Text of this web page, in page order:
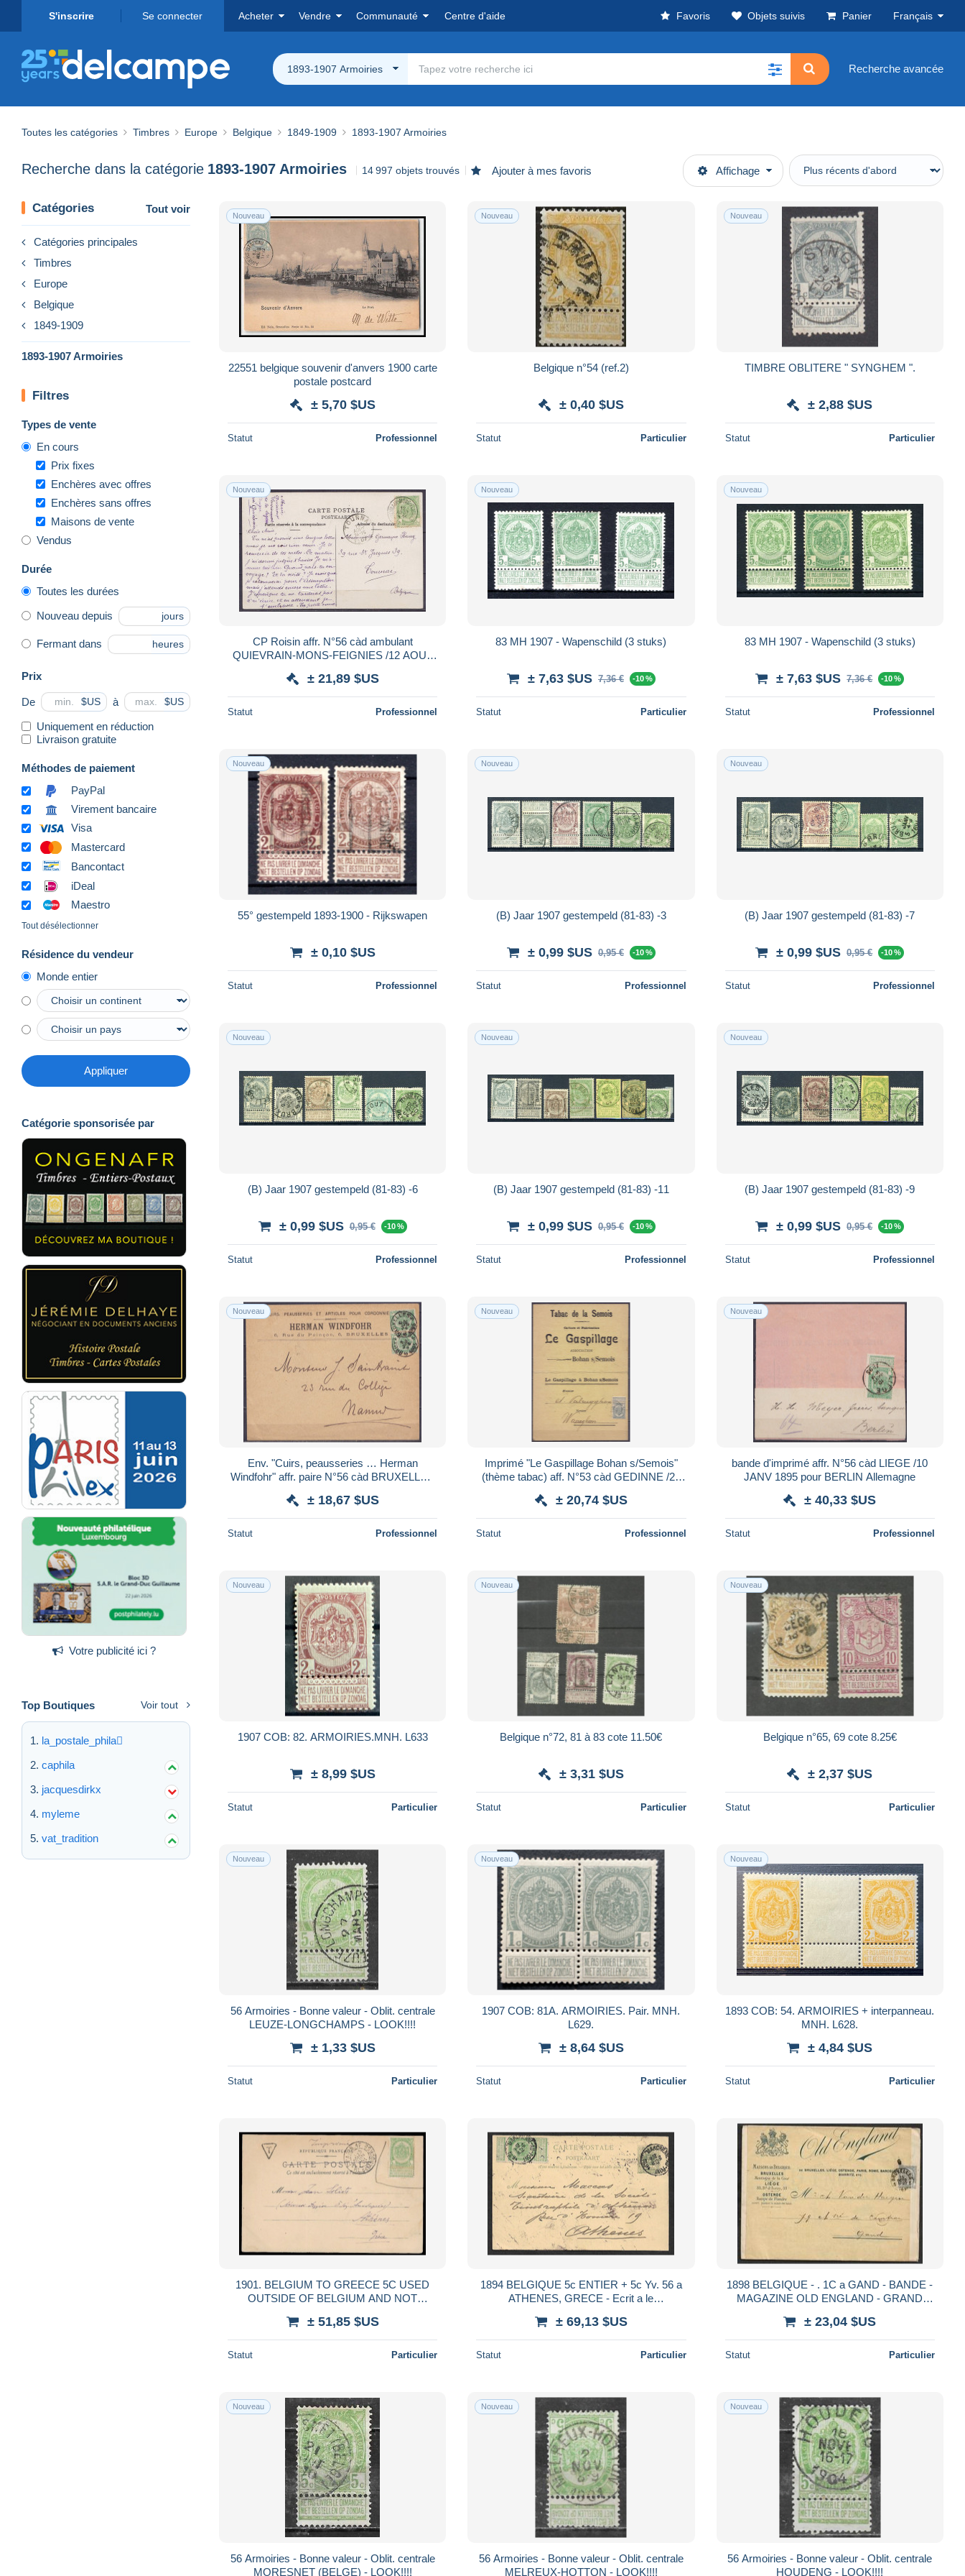
S'inscrire Se connecter Acheter Vendre Communauté Centre d'aide Favoris Objets suivis Panier Français
1893-1907 Armoiries Recherche avancée
Toutes les catégories Timbres Europe Belgique 1849-1909 1893-1907 Armoiries
Recherche dans la catégorie 1893-1907 Armoiries 14 997 objets trouvés Ajouter à mes favoris Affichage
Catégories Tout voir
Catégories principales
Timbres
Europe
Belgique
1849-1909
1893-1907 Armoiries
Filtres
Types de vente
En cours
Prix fixes
Enchères avec offres
Enchères sans offres
Maisons de vente
Vendus
Durée
Toutes les durées
Nouveau depuis jours
Fermant dans heures
Prix
De $US à $US
Uniquement en réduction
Livraison gratuite
Méthodes de paiement
PayPal
Virement bancaire
Visa
Mastercard
Bancontact
iDeal
Maestro
Tout désélectionner
Résidence du vendeur
Monde entier
Appliquer
Catégorie sponsorisée par
Votre publicité ici ?
Top Boutiques Voir tout
la_postale_phila
caphila
jacquesdirkx
myleme
vat_tradition
Nouveau
22551 belgique souvenir d'anvers 1900 carte
postale postcard
± 5,70 $US
Statut Professionnel
Nouveau
Belgique n°54 (ref.2)
± 0,40 $US
Statut Particulier
Nouveau
TIMBRE OBLITERE " SYNGHEM ".
± 2,88 $US
Statut Particulier
Nouveau
CP Roisin affr. N°56 càd ambulant
QUIEVRAIN-MONS-FEIGNIES /12 AOUT
± 21,89 $US
Statut Professionnel
Nouveau
83 MH 1907 - Wapenschild (3 stuks)
± 7,63 $US 7,36 € -10 %
Statut Particulier
Nouveau
83 MH 1907 - Wapenschild (3 stuks)
± 7,63 $US 7,36 € -10 %
Statut Professionnel
Nouveau
55° gestempeld 1893-1900 - Rijkswapen
± 0,10 $US
Statut Professionnel
Nouveau
(B) Jaar 1907 gestempeld (81-83) -3
± 0,99 $US 0,95 € -10 %
Statut Professionnel
Nouveau
(B) Jaar 1907 gestempeld (81-83) -7
± 0,99 $US 0,95 € -10 %
Statut Professionnel
Nouveau
(B) Jaar 1907 gestempeld (81-83) -6
± 0,99 $US 0,95 € -10 %
Statut Professionnel
Nouveau
(B) Jaar 1907 gestempeld (81-83) -11
± 0,99 $US 0,95 € -10 %
Statut Professionnel
Nouveau
(B) Jaar 1907 gestempeld (81-83) -9
± 0,99 $US 0,95 € -10 %
Statut Professionnel
Nouveau
Env. "Cuirs, peausseries … Herman
Windfohr" affr. paire N°56 càd BRUXELLES
arrivée
± 18,67 $US
Statut Professionnel
Nouveau
Imprimé "Le Gaspillage Bohan s/Semois"
(thème tabac) aff. N°53 càd GEDINNE /22
± 20,74 $US
Statut Professionnel
Nouveau
bande d'imprimé affr. N°56 càd LIEGE /10
JANV 1895 pour BERLIN Allemagne
± 40,33 $US
Statut Professionnel
Nouveau
1907 COB: 82. ARMOIRIES.MNH. L633
± 8,99 $US
Statut Particulier
Nouveau
Belgique n°72, 81 à 83 cote 11.50€
± 3,31 $US
Statut Particulier
Nouveau
Belgique n°65, 69 cote 8.25€
± 2,37 $US
Statut Particulier
Nouveau
56 Armoiries - Bonne valeur - Oblit. centrale
LEUZE-LONGCHAMPS - LOOK!!!!
± 1,33 $US
Statut Particulier
Nouveau
1907 COB: 81A. ARMOIRIES. Pair. MNH.
L629.
± 8,64 $US
Statut Particulier
Nouveau
1893 COB: 54. ARMOIRIES + interpanneau.
MNH. L628.
± 4,84 $US
Statut Particulier
1901. BELGIUM TO GREECE 5C USED
OUTSIDE OF BELGIUM AND NOT
MATTER
± 51,85 $US
Statut Particulier
1894 BELGIQUE 5c ENTIER + 5c Yv. 56 a
ATHENES, GRECE - Ecrit a le
± 69,13 $US
Statut Particulier
1898 BELGIQUE - . 1C a GAND - BANDE -
MAGAZINE OLD ENGLAND - GRAND
± 23,04 $US
Statut Particulier
Nouveau
56 Armoiries - Bonne valeur - Oblit. centrale
MORESNET (BELGE) - LOOK!!!!
Nouveau
56 Armoiries - Bonne valeur - Oblit. centrale
MELREUX-HOTTON - LOOK!!!!
Nouveau
56 Armoiries - Bonne valeur - Oblit. centrale
HOUDENG - LOOK!!!!